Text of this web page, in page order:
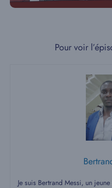
Pour voir
Je suis Bertrand Messi, un